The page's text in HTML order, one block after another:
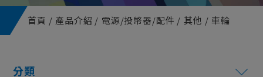
首頁 產品介紹 電源/投幣器/配件 其他 車輪